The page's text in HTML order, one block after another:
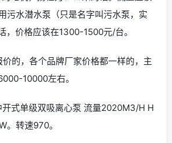
污水潜水泵（只是名字叫污水泵，实
，价格应该在1300-1500元/台。
的，各个品牌厂家价格都一样的，主
10000左右。
式单级双吸离心泵 流量2020M3/H H
。转速970。